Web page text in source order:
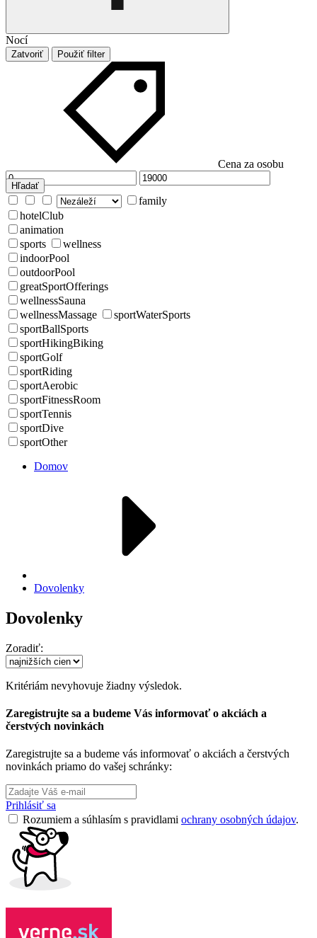
Nocí
Zatvoriť Použiť filter
Cena za osobu
Hľadať
family
hotelClub
animation
sports
wellness
indoorPool
outdoorPool
greatSportOfferings
wellnessSauna
wellnessMassage
sportWaterSports
sportBallSports
sportHikingBiking
sportGolf
sportRiding
sportAerobic
sportFitnessRoom
sportTennis
sportDive
sportOther
Domov
Dovolenky
Dovolenky
Zoradiť:
Kritériám nevyhovuje žiadny výsledok.
Zaregistrujte sa a budeme Vás informovať o akciách a
čerstvých novinkách
Zaregistrujte sa a budeme vás informovať o akciách a čerstvých
novinkách priamo do vašej schránky:
Prihlásiť sa
Rozumiem a súhlasím s pravidlami ochrany osobných údajov.